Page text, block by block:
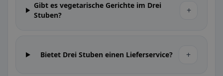
Gibt es vegetarische Gerichte im Drei
Stuben?
+
Bietet Drei Stuben einen Lieferservice? +